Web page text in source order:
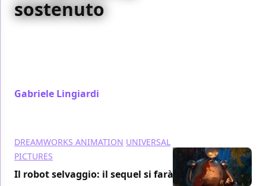
sostenuto
Gabriele Lingiardi
DREAMWORKS ANIMATION UNIVERSAL
PICTURES
Il robot selvaggio: il sequel si farà!